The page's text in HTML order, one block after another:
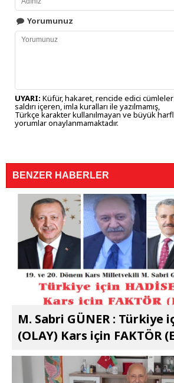
Yorumunuz
UYARI: Küfür, hakaret, rencide edici
saldırı içeren, imla kuralları ile yazılmamış,
Türkçe karakter kullanılmayan ve büyük
yorumlar onaylanmamaktadır.
BENZER HABERLER
M. Sabri GÜNER : Türkiye
(OLAY) Kars için FAKTÖR